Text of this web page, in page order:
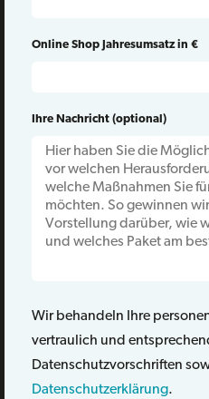
Online Shop Jahresumsatz in €
Ihre Nachricht (optional)
Wir behandeln Ihre
vertraulich und
Datenschutzvorschriften
Datenschutzerklärung.